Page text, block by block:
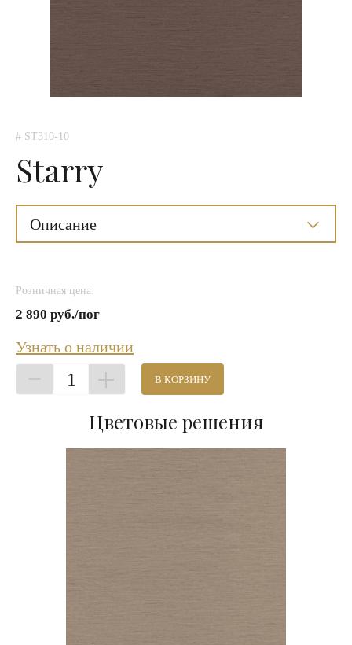
# ST310-10
Starry
Описание
Розничная цена:
2 890 руб./пог
Узнать о наличии
1 В КОРЗИНУ
Цветовые решения